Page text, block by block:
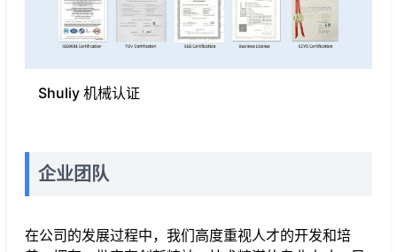
Shuliy 机械认证
企业团队
在公司的发展过程中，我们高度重视人才的开发和培